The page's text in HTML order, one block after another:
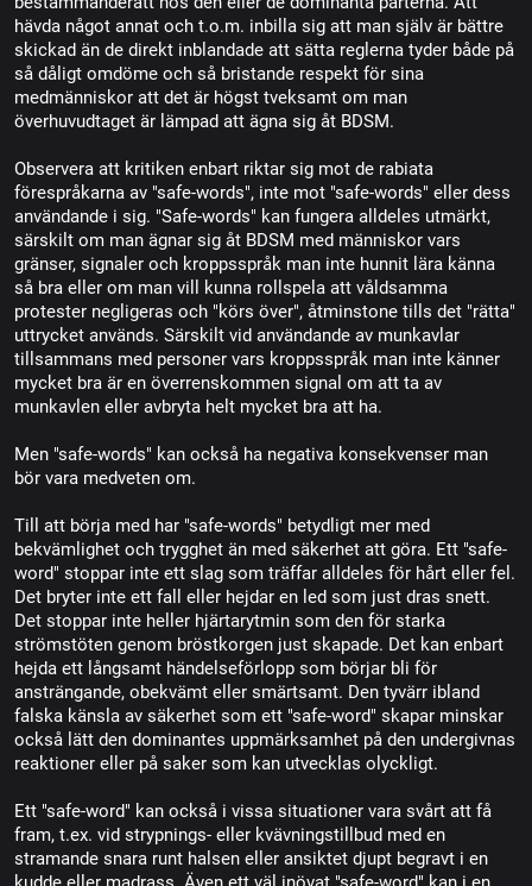
hävda något annat och t.o.m. inbilla sig att man själv är bättre
skickad än de direkt inblandade att sätta reglerna tyder både på
så dåligt omdöme och så bristande respekt för sina
medmänniskor att det är högst tveksamt om man
överhuvudtaget är lämpad att ägna sig åt BDSM.
Observera att kritiken enbart riktar sig mot de rabiata
förespråkarna av "safe-words", inte mot "safe-words" eller dess
användande i sig. "Safe-words" kan fungera alldeles utmärkt,
särskilt om man ägnar sig åt BDSM med människor vars
gränser, signaler och kroppsspråk man inte hunnit lära känna
så bra eller om man vill kunna rollspela att våldsamma
protester negligeras och "körs över", åtminstone tills det "rätta"
uttrycket används. Särskilt vid användande av munkavlar
tillsammans med personer vars kroppsspråk man inte känner
mycket bra är en överrenskommen signal om att ta av
munkavlen eller avbryta helt mycket bra att ha.
Men "safe-words" kan också ha negativa konsekvenser man
bör vara medveten om.
Till att börja med har "safe-words" betydligt mer med
bekvämlighet och trygghet än med säkerhet att göra. Ett "safe-
word" stoppar inte ett slag som träffar alldeles för hårt eller fel.
Det bryter inte ett fall eller hejdar en led som just dras snett.
Det stoppar inte heller hjärtarytmin som den för starka
strömstöten genom bröstkorgen just skapade. Det kan enbart
hejda ett långsamt händelseförlopp som börjar bli för
ansträngande, obekvämt eller smärtsamt. Den tyvärr ibland
falska känsla av säkerhet som ett "safe-word" skapar minskar
också lätt den dominantes uppmärksamhet på den undergivnas
reaktioner eller på saker som kan utvecklas olyckligt.
Ett "safe-word" kan också i vissa situationer vara svårt att få
fram, t.ex. vid strypnings- eller kvävningstillbud med en
stramande snara runt halsen eller ansiktet djupt begravt i en